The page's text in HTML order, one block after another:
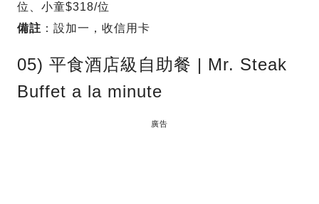
位、小童$318/位
備註 ：設加一，收信用卡
05) 平食酒店級自助餐 | Mr. Steak
Buffet a la minute
廣告